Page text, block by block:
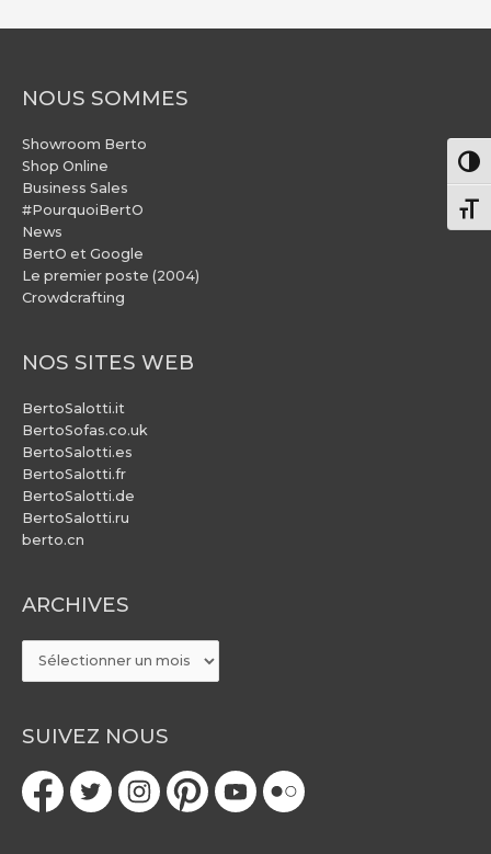
NOUS SOMMES
Showroom Berto
Shop Online
Business Sales
#PourquoiBertO
News
BertO et Google
Le premier poste (2004)
Crowdcrafting
NOS SITES WEB
BertoSalotti.it
BertoSofas.co.uk
BertoSalotti.es
BertoSalotti.fr
BertoSalotti.de
BertoSalotti.ru
berto.cn
ARCHIVES
ARCHIVES
SUIVEZ NOUS